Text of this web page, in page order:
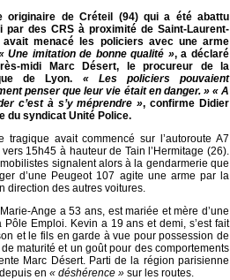
originaire de Créteil (94) qui a été abattu
par des CRS à proximité de Saint-Laurent-
avait menacé les policiers avec une arme
Une imitation de bonne qualité », a déclaré
midi Marc Désert, le procureur de la
de Lyon. « Les policiers pouvaient
penser que leur vie était en danger. » « A
c’est à s’y méprendre », confirme Didier
du syndicat Unité Police.
tragique avait commencé sur l’autoroute A7
15h45 à hauteur de Tain l’Hermitage (26).
signalent alors à la gendarmerie que
d’une Peugeot 107 agite une arme par la
direction des autres voitures.
Ange a 53 ans, est mariée et mère d’une
Emploi. Kevin a 19 ans et demi, s’est fait
et le fils en garde à vue pour possession de
maturité et un goût pour des comportements
Marc Désert. Parti de la région parisienne
en « déshérence » sur les routes.